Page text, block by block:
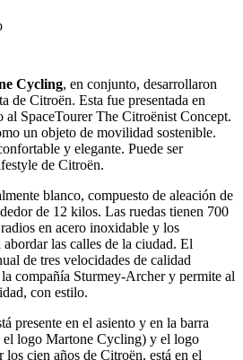
Cycling, en conjunto, desarrollaron
de Citroën. Esta fue presentada en
al SpaceTourer The Citroënist Concept.
un objeto de movilidad sostenible.
y elegante. Puede ser
de Citroën.
blanco, compuesto de aleación de
de 12 kilos. Las ruedas tienen 700
en acero inoxidable y los
abordar las calles de la ciudad. El
de tres velocidades de calidad
compañía Sturmey-Archer y permite al
con estilo.
presente en el asiento y en la barra
el logo Martone Cycling) y el logo
cien años de Citroën, está en el